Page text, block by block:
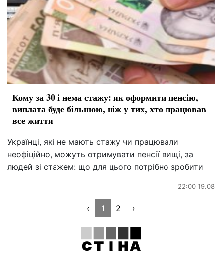
Кому за 30 і нема стажу: як оформити пенсію,
виплата буде більшою, ніж у тих, хто працював
все життя
Українці, які не мають стажу чи працювали
неофіційно, можуть отримувати пенсії вищі, за
людей зі стажем: що для цього потрібно зробити
22:00 19.08
‹ 1 2 ›